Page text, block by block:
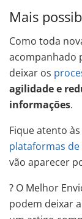
Mais
Como toda
acompanhado
deixar os
agilidade e
informações.
Fique atento
plataformas
vão aparecer
? O Melhor
podem deixar